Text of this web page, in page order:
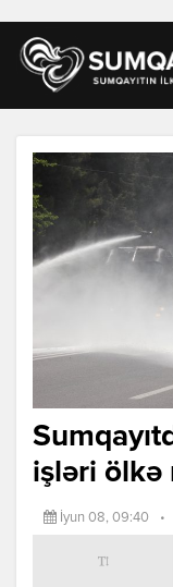
işləri ölkə
İyun 08, 09:40 •